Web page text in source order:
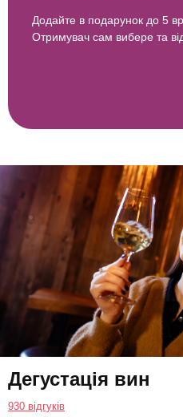
Додайте в подарунок до 5
Отримувач сам вибере та
Дегустація вин
930 відгуків